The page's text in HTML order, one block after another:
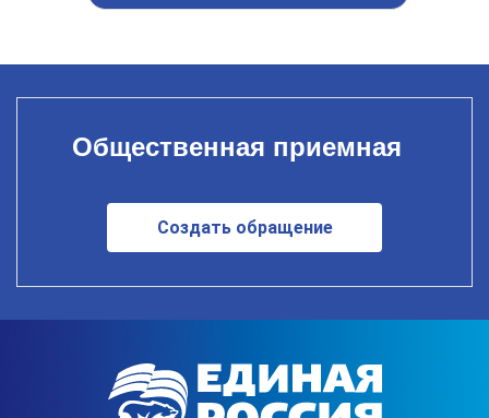
Общественная приемная
Создать обращение